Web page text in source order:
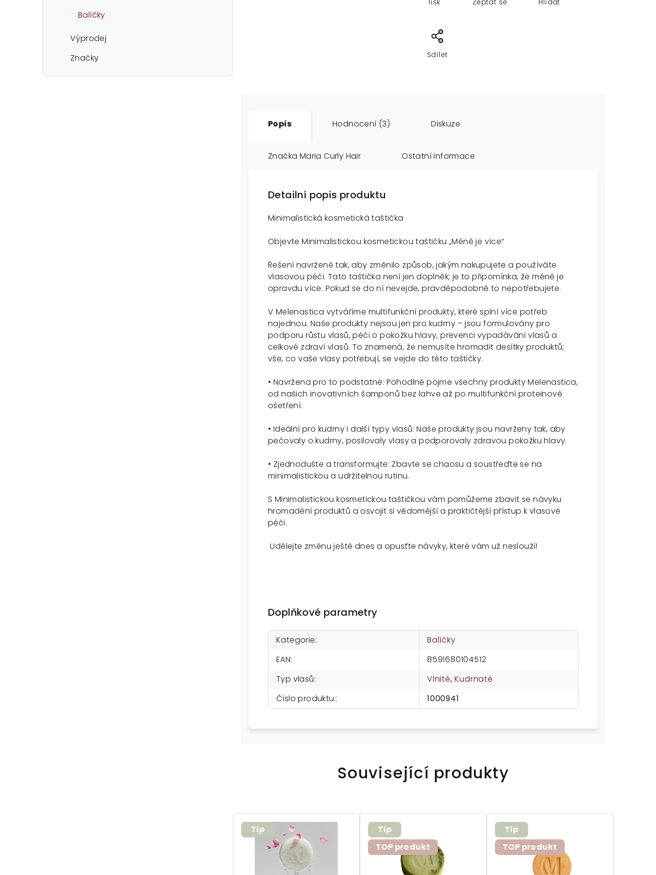
Balíčky
Výprodej
Značky
Tisk Zeptat se Hlídat
Sdílet
Popis Hodnocení (3) Diskuze
Značka Maria Curly Hair Ostatní informace
Detailní popis produktu
Minimalistická kosmetická taštička
Objevte Minimalistickou kosmetickou taštičku „Méně je více“
Řešení navržené tak, aby změnilo způsob, jakým nakupujete a používáte
vlasovou péči. Tato taštička není jen doplněk; je to připomínka, že méně je
opravdu více. Pokud se do ní nevejde, pravděpodobně to nepotřebujete.
V Melenastica vytváříme multifunkční produkty, které splní více potřeb
najednou. Naše produkty nejsou jen pro kudrny – jsou formulovány pro
podporu růstu vlasů, péči o pokožku hlavy, prevenci vypadávání vlasů a
celkové zdraví vlasů. To znamená, že nemusíte hromadit desítky produktů;
vše, co vaše vlasy potřebují, se vejde do této taštičky.
• Navržena pro to podstatné: Pohodlně pojme všechny produkty Melenastica,
od našich inovativních šamponů bez lahve až po multifunkční proteinové
ošetření.
• Ideální pro kudrny i další typy vlasů: Naše produkty jsou navrženy tak, aby
pečovaly o kudrny, posilovaly vlasy a podporovaly zdravou pokožku hlavy.
• Zjednodušte a transformujte: Zbavte se chaosu a soustřeďte se na
minimalistickou a udržitelnou rutinu.
S Minimalistickou kosmetickou taštičkou vám pomůžeme zbavit se návyku
hromadění produktů a osvojit si vědomější a praktičtější přístup k vlasové
péči.
Udělejte změnu ještě dnes a opusťte návyky, které vám už neslouží!
Doplňkové parametry
Kategorie:
Balíčky
EAN:
8591680104512
Typ vlasů: Vlnité,Kudrnaté
Číslo produktu:: 1000941
Související produkty
Tip
Tip
TOP produkt
Tip
TOP produkt